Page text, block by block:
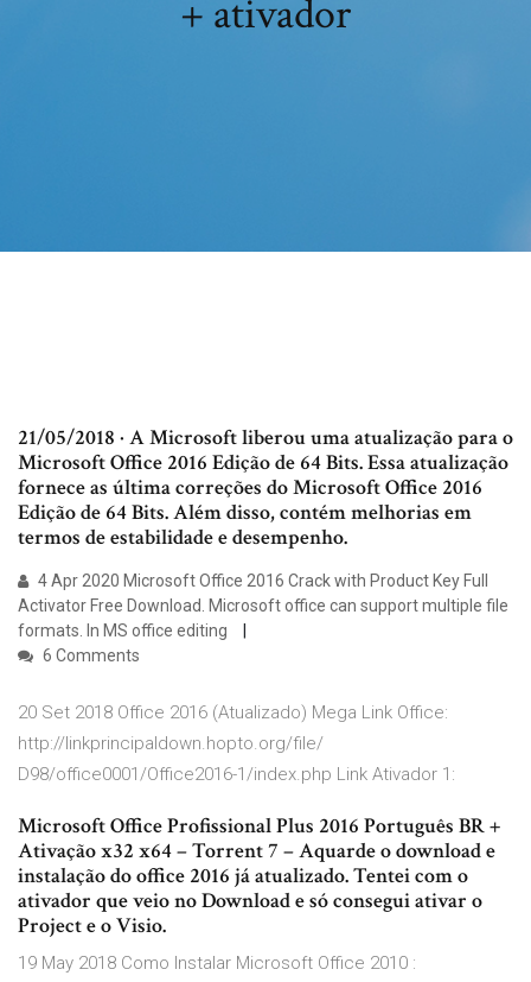
+ ativador
21/05/2018 · A Microsoft liberou uma atualização para o
Microsoft Office 2016 Edição de 64 Bits. Essa atualização
fornece as última correções do Microsoft Office 2016
Edição de 64 Bits. Além disso, contém melhorias em
termos de estabilidade e desempenho.
4 Apr 2020 Microsoft Office 2016 Crack with Product Key Full
Activator Free Download. Microsoft office can support multiple file
formats. In MS office editing
6 Comments
20 Set 2018 Office 2016 (Atualizado) Mega Link Office:
http://linkprincipaldown.hopto.org/file/
D98/office0001/Office2016-1/index.php Link Ativador 1:
Microsoft Office Profissional Plus 2016 Português BR +
Ativação x32 x64 – Torrent 7 – Aquarde o download e
instalação do office 2016 já atualizado. Tentei com o
ativador que veio no Download e só consegui ativar o
Project e o Visio.
19 May 2018 Como Instalar Microsoft Office 2010 :